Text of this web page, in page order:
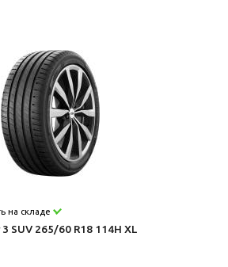
на складе
SUV 265/60 R18 114H XL